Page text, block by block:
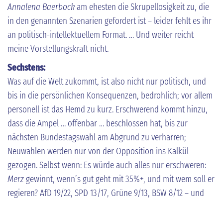
Annalena Baerbockam ehesten die Skrupellosigkeit zu, die
in den genannten Szenarien gefordert ist – leider fehlt es ihr
an politisch-intellektuellem Format. … Und weiter reicht
meine Vorstellungskraft nicht.
Sechstens:
Was auf die Welt zukommt, ist also nicht nur politisch, und
bis in die persönlichen Konsequenzen, bedrohlich; vor allem
personell ist das Hemd zu kurz. Erschwerend kommt hinzu,
dass die Ampel … offenbar … beschlossen hat, bis zur
nächsten Bundestagswahl am Abgrund zu verharren;
Neuwahlen werden nur von der Opposition ins Kalkül
gezogen. Selbst wenn: Es würde auch alles nur erschweren:
Merzgewinnt, wenn’s gut geht mit 35%+, und mit wem soll er
regieren? AfD 19/22, SPD 13/17, Grüne 9/13, BSW 8/12 – und